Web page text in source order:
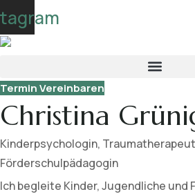
Skip
to
content
Termin Vereinbaren
Christina
Kinderpsychologin,
Förderschulpädagogin
Ich begleite Kinder, Jugendliche und